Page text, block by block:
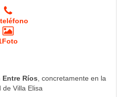
Ríos , concretamente en la
de Villa Elisa